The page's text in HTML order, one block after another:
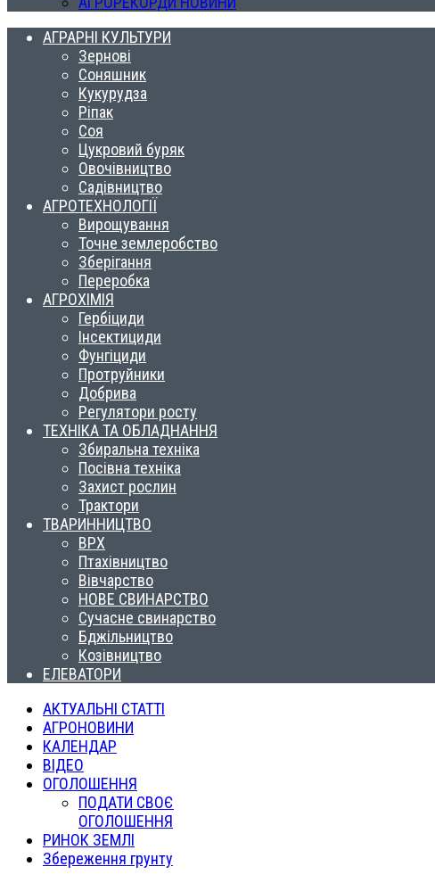
АГРАРНІ КУЛЬТУРИ
Зернові
Соняшник
Кукурудза
Ріпак
Соя
Цукровий буряк
Овочівництво
Садівництво
АГРОТЕХНОЛОГІЇ
Вирощування
Точне землеробство
Зберігання
Переробка
АГРОХІМІЯ
Гербіциди
Інсектициди
Фунгіциди
Протруйники
Добрива
Регулятори росту
ТЕХНІКА ТА ОБЛАДНАННЯ
Збиральна техніка
Посівна техніка
Захист рослин
Трактори
ТВАРИННИЦТВО
ВРХ
Птахівництво
Вівчарство
НОВЕ СВИНАРСТВО
Сучасне свинарство
Бджільництво
Козівництво
ЕЛЕВАТОРИ
АКТУАЛЬНІ СТАТТІ
АГРОНОВИНИ
КАЛЕНДАР
ВІДЕО
ОГОЛОШЕННЯ
ПОДАТИ СВОЄ
ОГОЛОШЕННЯ
РИНОК ЗЕМЛІ
Збереження грунту